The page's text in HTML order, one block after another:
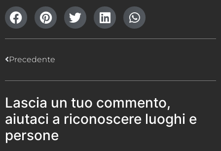
Precedente
Lascia un tuo commento,
aiutaci a riconoscere luoghi e
persone